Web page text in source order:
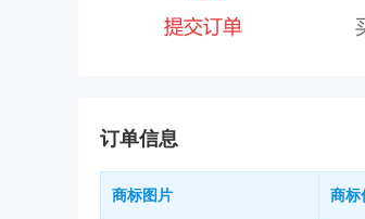
订单信息
商标图片 商标